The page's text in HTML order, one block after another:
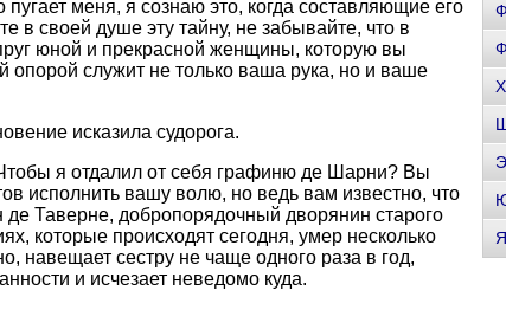
меня, я сознаю это, когда составляющие его
в своей душе эту тайну, не забывайте, что в
юной и прекрасной женщины, которую вы
служит не только ваша рука, но и ваше
исказила судорога.
я отдалил от себя графиню де Шарни? Вы
исполнить вашу волю, но ведь вам известно, что
Таверне, добропорядочный дворянин старого
которые происходят сегодня, умер несколько
навещает сестру не чаще одного раза в год,
и исчезает неведомо куда.